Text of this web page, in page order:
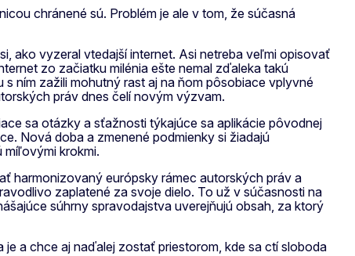
chránené sú. Problém je ale v tom, že súčasná
ako vyzeral vtedajší internet. Asi netreba veľmi opisovať
zo začiatku milénia ešte nemal zďaleka takú
ním zažili mohutný rast aj na ňom pôsobiace vplyvné
práv dnes čelí novým výzvam.
sa otázky a sťažnosti týkajúce sa aplikácie pôvodnej
Nová doba a zmenené podmienky si žiadajú
krokmi.
harmonizovaný európsky rámec autorských práv a
zaplatené za svoje dielo. To už v súčasnosti na
súhrny spravodajstva uverejňujú obsah, za ktorý
a chce aj naďalej zostať priestorom, kde sa ctí sloboda